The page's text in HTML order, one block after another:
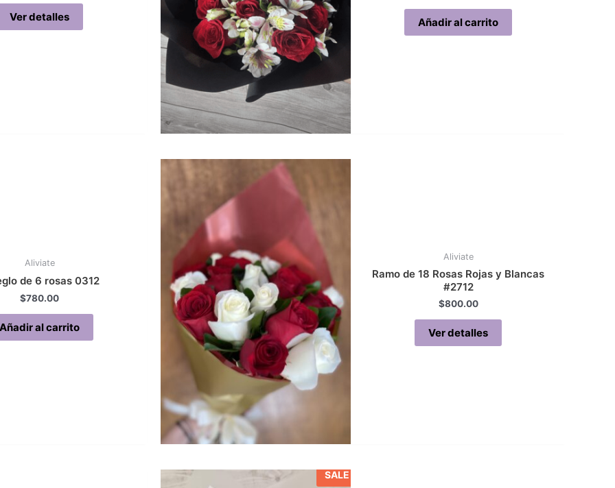
Ver detalles Añadir al carrito
Aliviate
de 6 rosas 0312
$780.00
Añadir al carrito
Aliviate
Ramo de 18 Rosas Rojas y Blancas
#2712
$800.00
Ver detalles
SALE